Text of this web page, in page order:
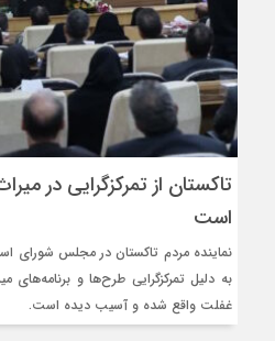
تاکستان از تمرکزگرایی در
است
نماینده مردم تاکستان در مجلس شورای
به دلیل تمرکزگرایی طرح‌ها و برنامه‌های
غفلت واقع شده و آسیب دیده است.